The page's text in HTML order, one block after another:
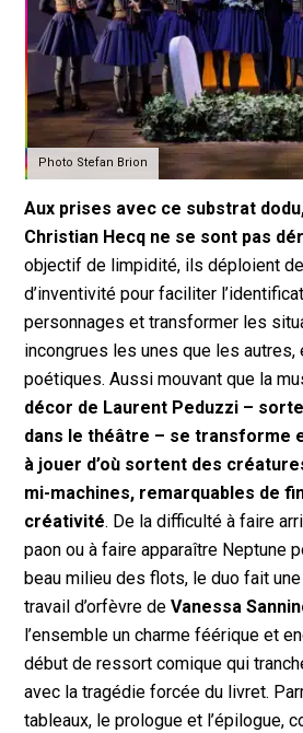
Photo Stefan Brion
Aux prises avec ce substrat
Christian Hecq ne se sont pas
objectif de limpidité, ils déploient
d’inventivité pour faciliter
personnages et transformer les
incongrues les unes que les
poétiques. Aussi mouvant que la
décor de Laurent Peduzzi –
dans le théâtre – se transforme
à jouer d’où sortent des
mi-machines, remarquables de
créativité. De la difficulté à faire
paon ou à faire apparaître Neptune
beau milieu des flots, le duo fait
travail d’orfèvre deVanessa
l’ensemble un charme féérique et
début de ressort comique qui
avec la tragédie forcée du livret.
tableaux, le prologue et l’épilogue,